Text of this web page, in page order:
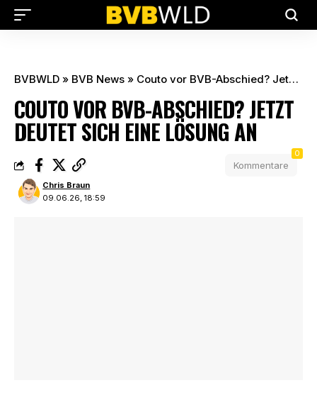
BVBWLD » BVB News » Couto vor BVB-Abschied? Jetzt deutet sich eine Lösung an
COUTO VOR BVB-ABSCHIED? JETZT
DEUTET SICH EINE LÖSUNG AN
09.06.26, 18:59
Chris Braun
Kommentare
0